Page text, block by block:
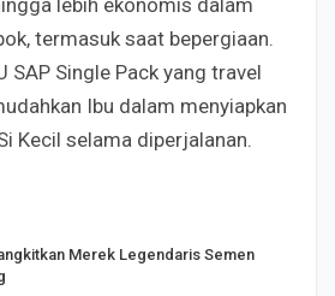
termasuk saat bepergiaan.
SAP Single Pack yang travel
Ibu dalam menyiapkan
Kecil selama diperjalanan.
Merek Legendaris Semen